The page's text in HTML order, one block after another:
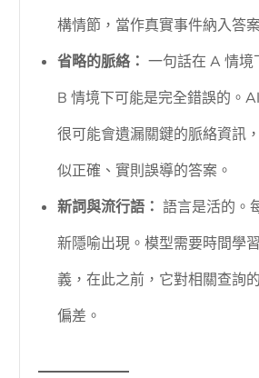
構情節，當作真實事件納入答
省略的脈絡： 一句話在 A 情境
B 情境下可能是完全錯誤的。
很可能會遺漏關鍵的脈絡資訊
似正確、實則誤導的答案。
新詞與流行語： 語言是活的。
新隱喻出現。模型需要時間學
義，在此之前，它對相關查詢
偏差。